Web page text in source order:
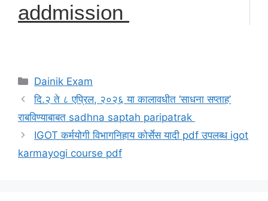
addmission
Categories
Dainik Exam
दि.२ ते ८ एप्रिल, २०२६ या कालावधीत ‘साधना सप्ताह’
राबविण्याबाबत sadhna saptah paripatrak
IGOT कर्मयोगी विभागनिहाय कोर्सेस यादी pdf उपलब्ध igot
karmayogi course pdf